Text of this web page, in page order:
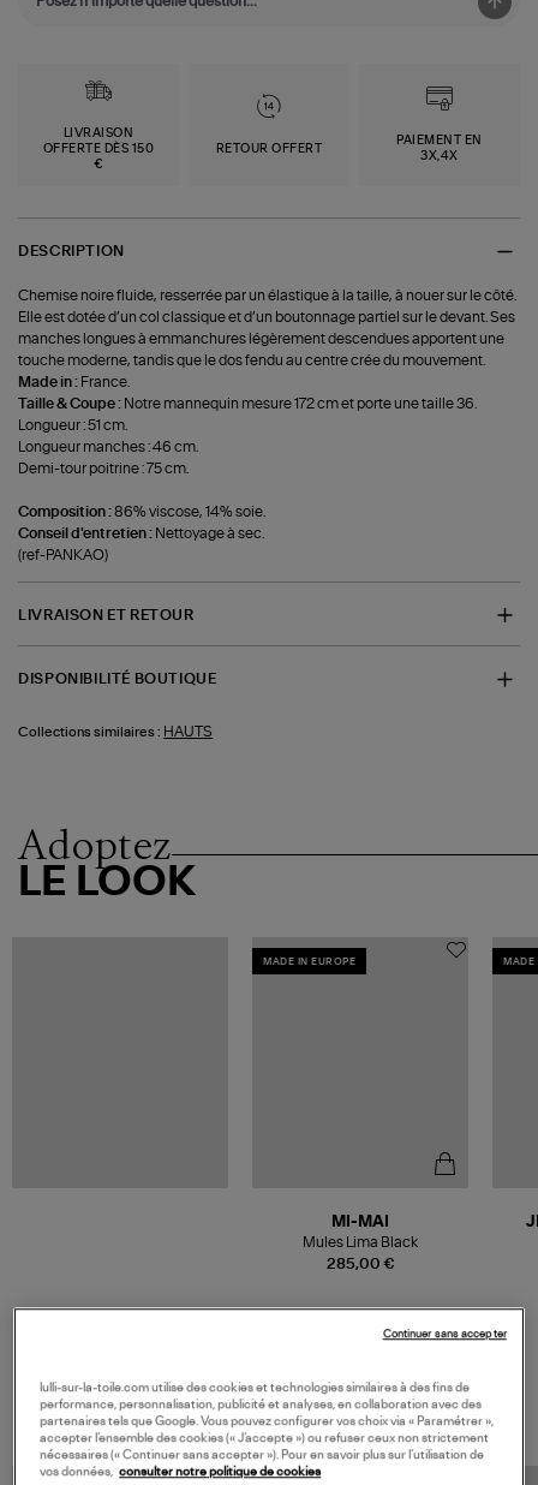
LIVRAISON
OFFERTE DÈS 150
€
RETOUR OFFERT
PAIEMENT EN
3X,4X
DESCRIPTION
Chemise noire fluide, resserrée par un élastique à la taille, à nouer sur le côté.
Elle est dotée d’un col classique et d’un boutonnage partiel sur le devant. Ses
manches longues à emmanchures légèrement descendues apportent une
touche moderne, tandis que le dos fendu au centre crée du mouvement.
Made in : France.
Taille & Coupe : Notre mannequin mesure 172 cm et porte une taille 36.
Longueur : 51 cm.
Longueur manches : 46 cm.
Demi-tour poitrine : 75 cm.
Composition :86% viscose, 14% soie.
Conseil d'entretien : Nettoyage à sec.
(ref-PANKAO)
LIVRAISON ET RETOUR
DISPONIBILITÉ BOUTIQUE
Collections similaires : HAUTS
Adoptez
LE LOOK
MADE IN EUROPE
285,00 €
MI-MAI
Mules Lima Black
MADE
VOS DERNIERS PRODUITS VUS
lulli-sur-la-toile.com utilise des cookies et technologies similaires à des fins de
performance, personnalisation, publicité et analyses, en collaboration avec des
partenaires tels que Google. Vous pouvez configurer vos choix via « Paramétrer »,
accepter l’ensemble des cookies (« J’accepte ») ou refuser ceux non strictement
nécessaires (« Continuer sans accepter »). Pour en savoir plus sur l’utilisation de
vos données, consulter notre politique de cookies
Continuer sans accepter